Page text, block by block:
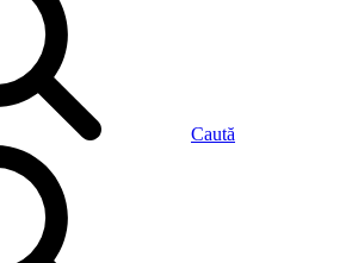
Caută